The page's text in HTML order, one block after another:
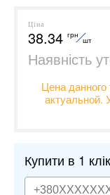
Ціна
38.34 грн
шт
Наявність
Цена
актуальной.
Купити в 1 клік